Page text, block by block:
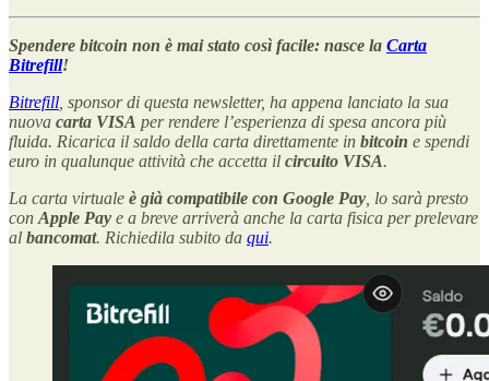
Spendere bitcoin non è mai stato così facile: nasce la Carta
Bitrefill!
Bitrefill , sponsor di questa newsletter, ha appena lanciato la sua
nuova carta VISA per rendere l’esperienza di spesa ancora più
fluida. Ricarica il saldo della carta direttamente in bitcoin e spendi
euro in qualunque attività che accetta il circuito VISA.
La carta virtuale è già compatibile con Google Pay , lo sarà presto
con Apple Pay e a breve arriverà anche la carta fisica per prelevare
al bancomat. Richiedila subito da qui.